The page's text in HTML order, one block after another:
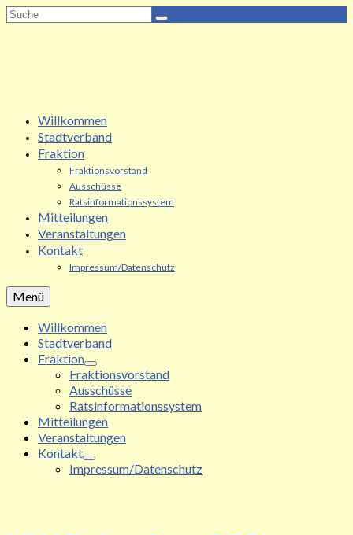
Suche
Willkommen
Stadtverband
Fraktion
Fraktionsvorstand
Ausschüsse
Ratsinformationssystem
Mitteilungen
Veranstaltungen
Kontakt
Impressum/Datenschutz
Menü
Willkommen
Stadtverband
Fraktion
Fraktionsvorstand
Ausschüsse
Ratsinformationssystem
Mitteilungen
Veranstaltungen
Kontakt
Impressum/Datenschutz